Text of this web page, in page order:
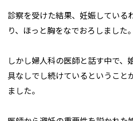
診察を受けた結果、妊娠している
り、ほっと胸をなでおろしました。
しかし婦人科の医師と話す中で、
具なしでし続けているということ
ました。